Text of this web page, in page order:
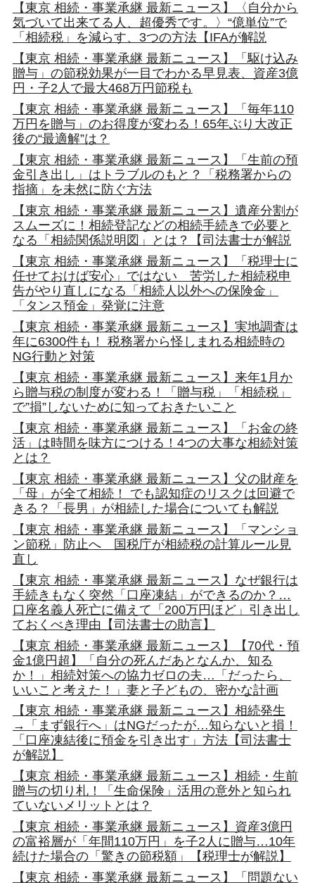
【東京 相続・事業承継 最新ニュース】〈自分から
気づいて出来てる人、超優秀です。〉“億単位”で
「相続税」を減らす、3つの方法【IFAが解説
【東京 相続・事業承継 最新ニュース】「駆け込み
贈与」の節税効果が一目でわかる早見表、資産3億
円・子2人で最大468万円節税も
【東京 相続・事業承継 最新ニュース】「毎年110
万円を贈与」のお得度が変わる！65年ぶり大改正
後の“最適解”は？
【東京 相続・事業承継 最新ニュース】「生前の預
金引き出し」はトラブルのもと？「税務署からの
指摘」を未然に防ぐ方法
【東京 相続・事業承継 最新ニュース】遺産分割が
スムーズに！相続登記などの相続手続きで必要と
なる「相続関係説明図」とは？【司法書士が解説
【東京 相続・事業承継 最新ニュース】「税理士に
任せておけば安心」ではない 苦労した相続税申
告がやり直しになる「相続人以外への保険金」
「タンス預金」発覚に注意
【東京 相続・事業承継 最新ニュース】実地調査は
年に6300件も！ 税務署から怪しまれる相続時の
NG行動と対策
【東京 相続・事業承継 最新ニュース】来年1月か
ら贈与税の制度が変わる！「贈与税」「相続税」
で”損”しないために知っておきたいこと
【東京 相続・事業承継 最新ニュース】「お金の終
活」は時間を味方につける！4つの大事な相続対策
とは？
【東京 相続・事業承継 最新ニュース】父の財産を
「母」が全て相続！ でも認知症のリスクは回避で
きる？「長男」が相続した場合についても解説
【東京 相続・事業承継 最新ニュース】「マンショ
ン節税」防止へ 国税庁が相続税の計算ルール見
直し
【東京 相続・事業承継 最新ニュース】なぜ銀行は
手続きもなく突然「口座凍結」ができるのか？…
口座名義人死亡に備えて「200万円ほど」引き出し
ておくべき理由【司法書士の助言】
【東京 相続・事業承継 最新ニュース】【70代・預
金1億円超】「自分の死んだあとなんか、知る
か！」相続対策への協力ゼロの夫…「だったら、
いいこと考えた！」妻と子どもの、密かな計画
【東京 相続・事業承継 最新ニュース】相続発生
→「まず銀行へ」はNGだったが…知らないと損！
「口座凍結後に預金を引き出す」方法【司法書士
が解説】
【東京 相続・事業承継 最新ニュース】相続・生前
贈与の切り札！「生命保険」活用の意外と知られ
ていないメリットとは？
【東京 相続・事業承継 最新ニュース】資産3億円
の富裕層が「年間110万円」を子2人に贈与…10年
続けた場合の「驚きの節税額」【税理士が解説】
【東京 相続・事業承継 最新ニュース】「問題ない